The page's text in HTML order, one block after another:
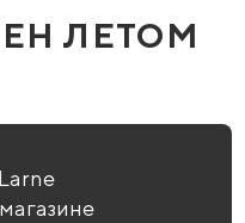
ЛЕТОМ